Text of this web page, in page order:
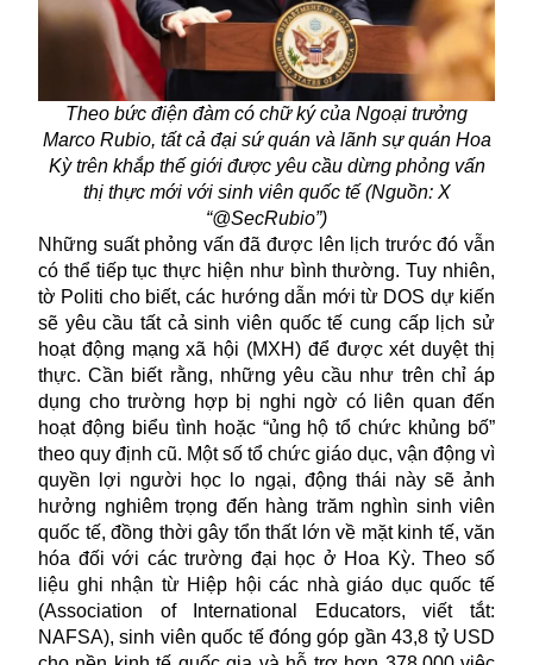
Theo bức điện đàm có chữ ký của Ngoại trưởng
Marco Rubio, tất cả đại sứ quán và lãnh sự quán Hoa
Kỳ trên khắp thế giới được yêu cầu dừng phỏng vấn
thị thực mới với sinh viên quốc tế (Nguồn: X
“@SecRubio”)
Những suất phỏng vấn đã được lên lịch trước đó vẫn
có thể tiếp tục thực hiện như bình thường. Tuy nhiên,
tờ Politi cho biết, các hướng dẫn mới từ DOS dự kiến
sẽ yêu cầu tất cả sinh viên quốc tế cung cấp lịch sử
hoạt động mạng xã hội (MXH) để được xét duyệt thị
thực. Cần biết rằng, những yêu cầu như trên chỉ áp
dụng cho trường hợp bị nghi ngờ có liên quan đến
hoạt động biểu tình hoặc “ủng hộ tổ chức khủng bố”
theo quy định cũ. Một số tổ chức giáo dục, vận động vì
quyền lợi người học lo ngại, động thái này sẽ ảnh
hưởng nghiêm trọng đến hàng trăm nghìn sinh viên
quốc tế, đồng thời gây tổn thất lớn về mặt kinh tế, văn
hóa đối với các trường đại học ở Hoa Kỳ. Theo số
liệu ghi nhận từ Hiệp hội các nhà giáo dục quốc tế
(Association of International Educators, viết tắt:
NAFSA), sinh viên quốc tế đóng góp gần 43,8 tỷ USD